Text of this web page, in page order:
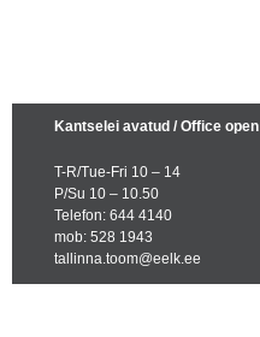
Kantselei avatud / Office open
T-R/Tue-Fri 10 – 14
P/Su 10 – 10.50
Telefon: 644 4140
mob: 528 1943
tallinna.toom@eelk.ee